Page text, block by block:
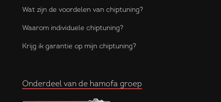
Wat zijn de voordelen van chiptuning?
Waarom individuele chiptuning?
Krijg ik garantie op mijn chiptuning?
Onderdeel van de hamofa groep